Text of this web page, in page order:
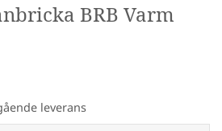
BRB Varm
leverans